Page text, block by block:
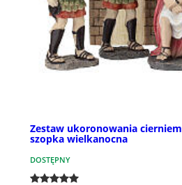
Zestaw ukoronowania
szopka wielkanocna
DOSTĘPNY